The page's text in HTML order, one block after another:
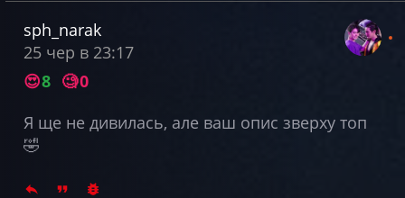
sph_narak
25 чер в 23:17
😍8 🧐0
Я ще не дивилась, але ваш опис зверху топ
🤣